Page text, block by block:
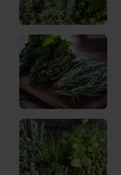
ne
pas
empêcher
croissance...